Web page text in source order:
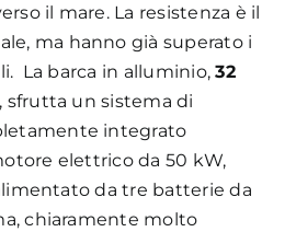
il mare. La resistenza è il
ma hanno già superato i
La barca in alluminio,32
, sfrutta un sistema di
integrato
elettrico da 50 kW,
da tre batterie da
chiaramente molto